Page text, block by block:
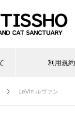
利用規約
LeVin ルヴァン